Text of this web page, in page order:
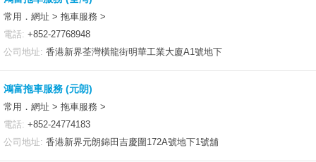
常用．網址 > 拖車服務 >
電話: +852-27768948
公司地址: 香港新界荃灣橫龍街明華工業大廈A1號地下
鴻富拖車服務 (元朗)
常用．網址 > 拖車服務 >
電話: +852-24774183
公司地址: 香港新界元朗錦田吉慶圍172A號地下1號舖